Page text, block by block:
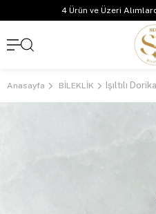
4 Ürün ve Üzeri
Anasayfa BİLEKLİK Işıltılı